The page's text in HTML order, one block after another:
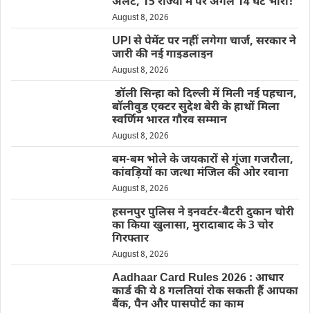
August 8, 2026
UPI से पेमेंट पर नहीं लगेगा चार्ज, सरकार ने
जारी की नई गाइडलाइन
August 8, 2026
डॉली सिन्हा को दिल्ली में मिली नई पहचान,
बॉलीवुड एक्टर सुदेश बेरी के हाथों मिला
स्वर्णिम भारत गौरव सम्मान
August 8, 2026
बम-बम भोले के जयकारों से गूंजा गजरौला,
कांवड़ियों का जत्था मंजिल की ओर रवाना
August 8, 2026
हसनपुर पुलिस ने इनवर्टर-बैटरी दुकान चोरी
का किया खुलासा, मुरादाबाद के 3 चोर
गिरफ्तार
August 8, 2026
Aadhaar Card Rules 2026 : आधार
कार्ड की ये 8 गलतियां रोक सकती हैं आपका
बैंक, पैन और पासपोर्ट का काम